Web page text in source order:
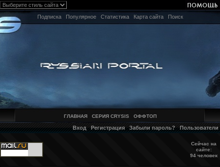
Подписка Популярное Статистика Карта сайта Поиск
ГЛАВНАЯ СЕРИЯ CRYSIS ОФФТОП
Вход Регистрация Забыли пароль? Пользователи
Сейчас на
сайте:
94 человек